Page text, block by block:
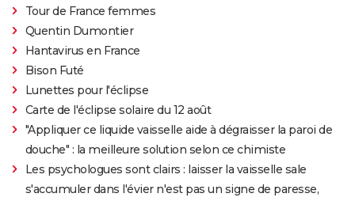
Tour de France femmes
Quentin Dumontier
Hantavirus en France
Bison Futé
Lunettes pour l'éclipse
Carte de l'éclipse solaire du 12 août
"Appliquer ce liquide vaisselle aide à dégraisser la paroi de
douche" : la meilleure solution selon ce chimiste
Les psychologues sont clairs : laisser la vaisselle sale
s'accumuler dans l'évier n'est pas un signe de paresse,